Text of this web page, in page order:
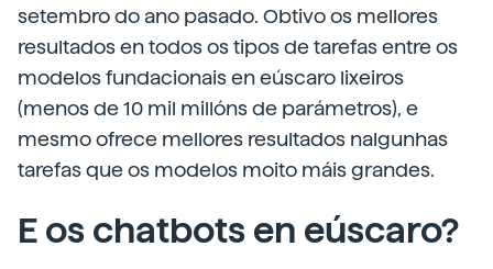
setembro do ano pasado. Obtivo os mellores
resultados en todos os tipos de tarefas entre os
modelos fundacionais en eúscaro lixeiros
(menos de 10 mil millóns de parámetros), e
mesmo ofrece mellores resultados nalgunhas
tarefas que os modelos moito máis grandes.
E os chatbots en eúscaro?